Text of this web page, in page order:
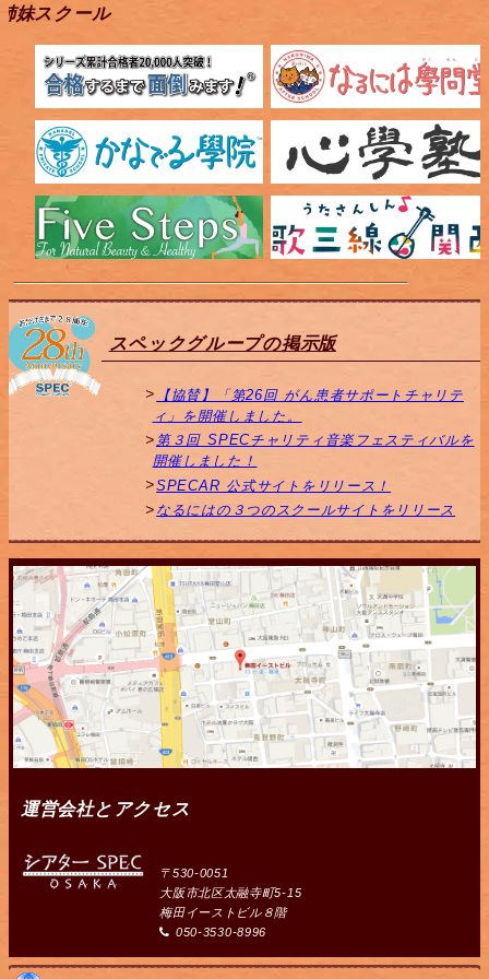
妹スクール
スペックグループの掲示版
【協賛】「第26回 がん患者サポートチャリテ
ィ」を開催しました。
第３回 SPECチャリティ音楽フェスティバルを
開催しました！
SPECAR 公式サイトをリリース！
なるにはの３つのスクールサイトをリリース
運営会社とアクセス
〒530-0051
大阪市北区太融寺町5-15
梅田イーストビル８階
050-3530-8996